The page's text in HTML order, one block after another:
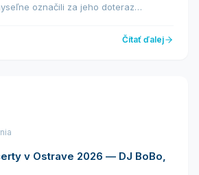
označili za jeho doteraz
bežného koncertu a vstupuje ...
Čítať ďalej
v Ostrave 2026 — DJ BoBo,